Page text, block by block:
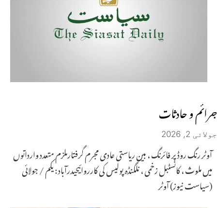
جـــرائـــم و حـــادثــات
جولائی 2, 2026
آوٹر رنگ روڈ پر فائرنگ ، بین ریاستی عادی مجرم گرفتارملزم متعدد وارداتوں
میں ملوث ، کانسٹبل زخمی ، نلگنڈہ پولیس کی کارروائیحیدرآباد : یکم / جولائی
(سیاست نیوز) آوٹر